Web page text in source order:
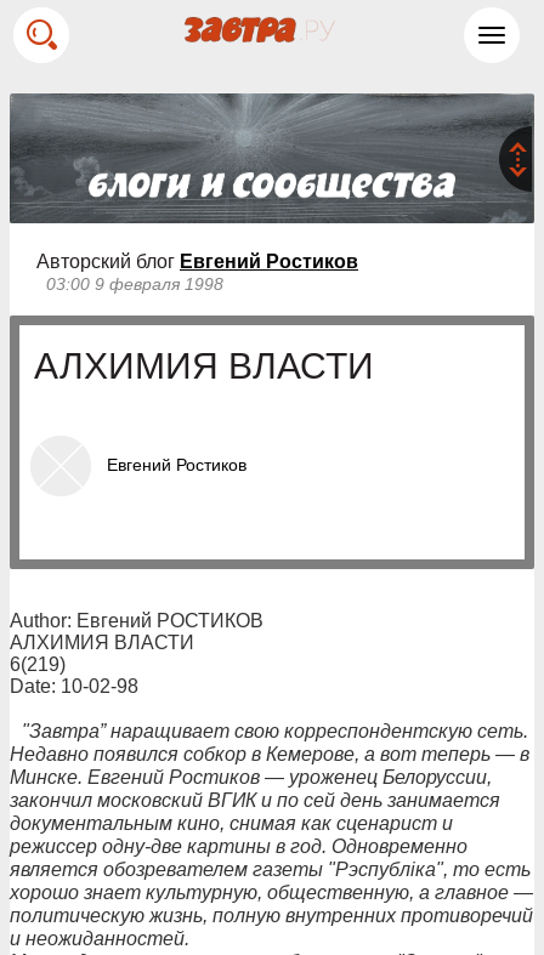
Авторский блог Евгений Ростиков
03:00 9 февраля 1998
АЛХИМИЯ ВЛАСТИ
Евгений Ростиков
Author: Евгений РОСТИКОВ
АЛХИМИЯ ВЛАСТИ
6(219)
Date: 10-02-98
"Завтра” наращивает свою корреспондентскую сеть.
Недавно появился собкор в Кемерове, а вот теперь — в
Минске. Евгений Ростиков — уроженец Белоруссии,
закончил московский ВГИК и по сей день занимается
документальным кино, снимая как сценарист и
режиссер одну-две картины в год. Одновременно
является обозревателем газеты "Рэспублiка", то есть
хорошо знает культурную, общественную, а главное —
политическую жизнь, полную внутренних противоречий
и неожиданностей.